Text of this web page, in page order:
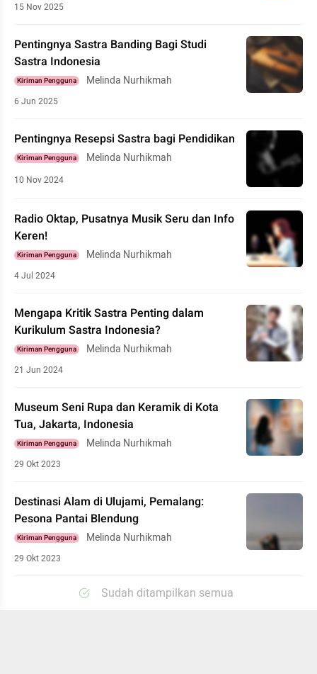
15 Nov 2025
Pentingnya Sastra Banding Bagi Studi
Sastra Indonesia
Kiriman Pengguna Melinda Nurhikmah
6 Jun 2025
Pentingnya Resepsi Sastra bagi Pendidikan
Kiriman Pengguna Melinda Nurhikmah
10 Nov 2024
Radio Oktap, Pusatnya Musik Seru dan Info
Keren!
Kiriman Pengguna Melinda Nurhikmah
4 Jul 2024
Mengapa Kritik Sastra Penting dalam
Kurikulum Sastra Indonesia?
Kiriman Pengguna Melinda Nurhikmah
21 Jun 2024
Museum Seni Rupa dan Keramik di Kota
Tua, Jakarta, Indonesia
Kiriman Pengguna Melinda Nurhikmah
29 Okt 2023
Destinasi Alam di Ulujami, Pemalang:
Pesona Pantai Blendung
Kiriman Pengguna Melinda Nurhikmah
29 Okt 2023
Sudah ditampilkan semua